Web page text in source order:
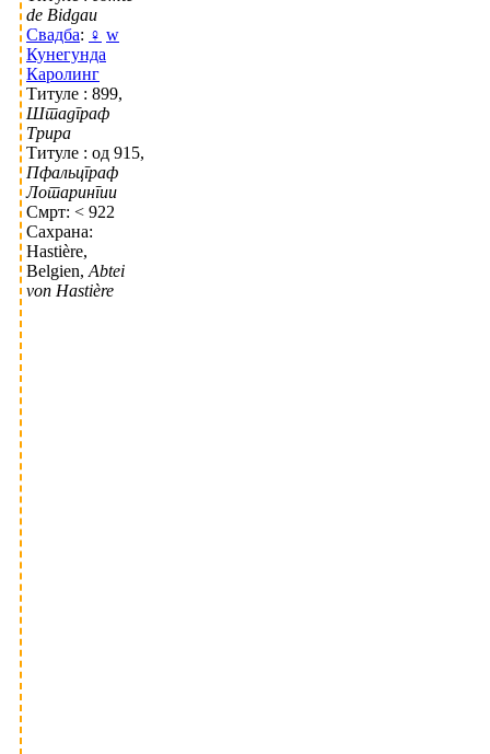
de Bidgau
Свадба: ♀ w
Кунегунда
Каролинг
Титуле : 899,
Штадграф
Трира
Титуле : од 915,
Пфальцграф
Лотарингии
Смрт: < 922
Сахрана:
Hastière,
Belgien, Abtei
von Hastière